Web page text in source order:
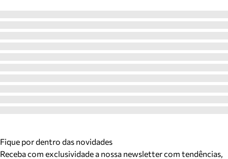
Fique por dentro das novidades
Receba com exclusividade a nossa newsletter com tendências,